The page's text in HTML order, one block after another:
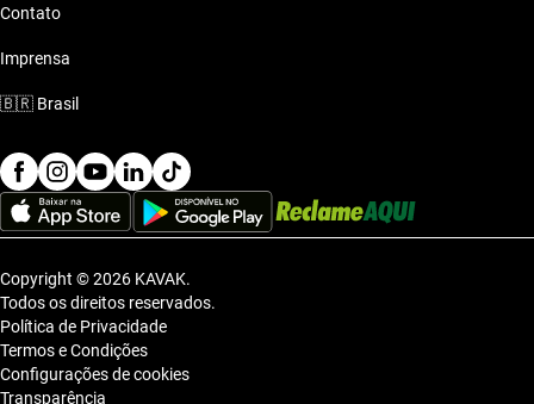
Contato
Imprensa
🇧🇷 Brasil
Copyright © 2026 KAVAK.
Todos os direitos reservados.
Política de Privacidade
Termos e Condições
Configurações de cookies
Transparência